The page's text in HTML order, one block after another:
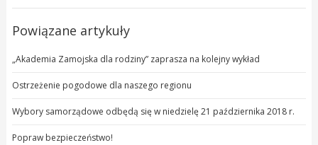
Powiązane artykuły
„Akademia Zamojska dla rodziny” zaprasza na kolejny wykład
Ostrzeżenie pogodowe dla naszego regionu
Wybory samorządowe odbędą się w niedzielę 21 października 2018 r.
Popraw bezpieczeństwo!